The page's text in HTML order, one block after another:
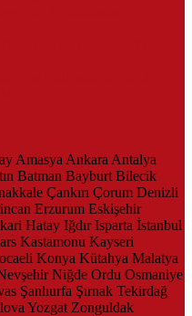
Amasya Ankara Antalya
Batman Bayburt Bilecik
Çankırı Çorum Denizli
Erzurum Eskişehir
Hatay Iğdır Isparta İstanbul
Kastamonu Kayseri
Konya Kütahya Malatya
Niğde Ordu Osmaniye
Şanlıurfa Şırnak Tekirdağ
Yozgat Zonguldak